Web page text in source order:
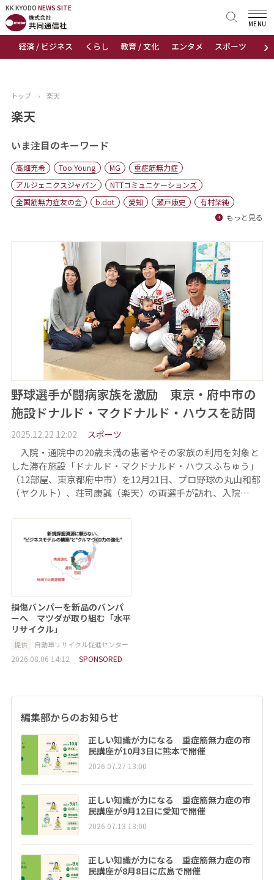
KK KYODO NEWS SITE
›
経済 / ビジネス くらし 教育 / 文化 エンタメ スポーツ 地域
MENU
KK KYODONEWS SITE
トップページ
ニュース
おすすめコンテンツ
出版物
会社概要
トップ › 楽天
楽天
いま注目のキーワード
高畑充希 Too Young MG
重症筋無力症
アルジェニクスジャパン
NTTコミュニケーションズ
全国筋無力症友の会
b.dot 愛知 瀬戸康史
有村架純
もっと見る
野球選手が闘病家族を激励 東京・府中市の
施設ドナルド・マクドナルド・ハウスを訪問
2025.12.22 12:02 スポーツ
入院・通院中の20歳未満の患者やその家族の利用を対象と
した滞在施設「ドナルド・マクドナルド・ハウスふちゅう」
（12部屋、東京都府中市）を12月21日、プロ野球の丸山和郁
（ヤクルト）、荘司康誠（楽天）の両選手が訪れ、入院…
損傷バンパーを新品のバンパ
ーへ マツダが取り組む「水平
リサイクル」
提供 自動車リサイクル促進センター
2026.08.06 14:12 SPONSORED
編集部からのお知らせ
正しい知識が力になる 重症筋無力症の市
民講座が10月3日に熊本で開催
2026.07.27 13:00
正しい知識が力になる 重症筋無力症の市
民講座が9月12日に愛知で開催
2026.07.13 13:00
正しい知識が力になる 重症筋無力症の市
民講座が8月8日に広島で開催